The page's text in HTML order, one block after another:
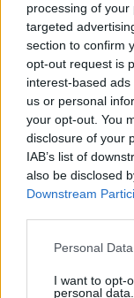
processing of
targeted
section to confirm
opt-out request is
interest-based
us or personal
your opt-out. You
disclosure of your
IAB’s list of
also be disclosed
Downstream
Please note that
not limited to your
Personal
I want to opt-
personal data.